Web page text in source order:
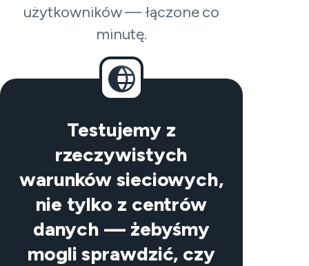
użytkowników — łączone co
minutę.
Testujemy z
rzeczywistych
warunków sieciowych,
nie tylko z centrów
danych — żebyśmy
mogli sprawdzić, czy